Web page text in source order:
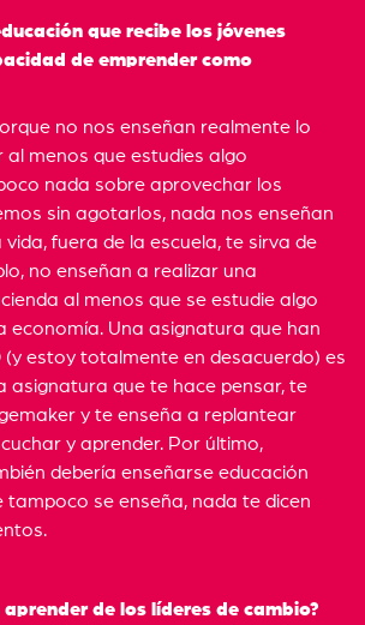
que recibe los jóvenes
de emprender como
no nos enseñan realmente lo
al menos que estudies algo
nada sobre aprovechar los
sin agotarlos, nada nos enseñan
vida, fuera de la escuela, te sirva de
no enseñan a realizar una
al menos que se estudie algo
economía. Una asignatura que han
(y estoy totalmente en desacuerdo) es
asignatura que te hace pensar, te
y te enseña a replantear
y aprender. Por último,
debería enseñarse educación
tampoco se enseña, nada te dicen
aprender de los líderes de cambio?